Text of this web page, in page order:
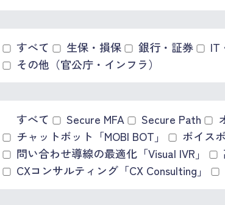
すべて 生保・損保 銀行・証券 IT
その他（官公庁・インフラ）
すべて Secure MFA Secure Path
チャットボット「MOBI BOT」
ボイス
問い合わせ導線の最適化「Visual IVR」
CXコンサルティング「CX Consulting」